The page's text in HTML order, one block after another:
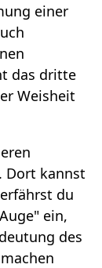
einer
das dritte
Weisheit
Dort kannst
du
ein,
des